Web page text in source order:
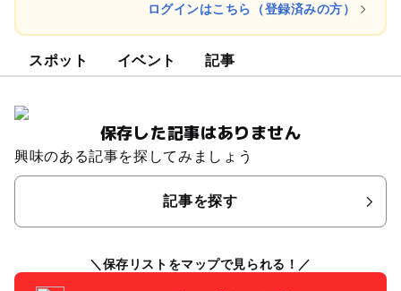
ログインはこちら（登録済みの方）
スポット イベント 記事
保存した記事はありません
興味のある記事を探してみましょう
記事を探す
保存リストをマップで見られる！